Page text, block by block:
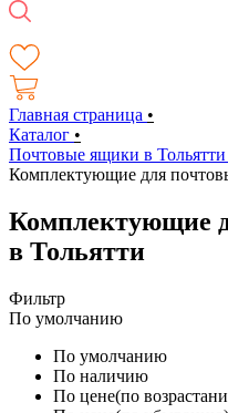
Главная страница •
Каталог •
Почтовые ящики в Тольятти
Комплектующие для
Комплектующие
в Тольятти
Фильтр
По умолчанию
По умолчанию
По наличию
По цене(по